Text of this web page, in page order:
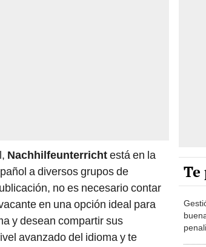
Nachhilfeunterricht está en la
a diversos grupos de
no es necesario contar
en una opción ideal para
y desean compartir sus
avanzado del idioma y te
Te